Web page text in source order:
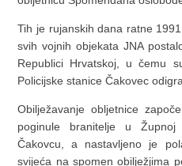
Tih je rujanskih dana ratne
svih vojnih objekata JNA
Republici Hrvatskoj, u čemu
Policijske stanice Čakovec
Obilježavanje obljetnice
poginule branitelje u
Čakovcu, a nastavljeno je
svijeća na spomen obilježjima